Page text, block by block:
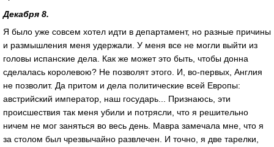
Декабря 8.
Я было уже совсем хотел идти в департамент, но разные причины
и размышления меня удержали. У меня все не могли выйти из
головы испанские дела. Как же может это быть, чтобы донна
сделалась королевою? Не позволят этого. И, во-первых, Англия
не позволит. Да притом и дела политические всей Европы:
австрийский император, наш государь... Признаюсь, эти
происшествия так меня убили и потрясли, что я решительно
ничем не мог заняться во весь день. Мавра замечала мне, что я
за столом был чрезвычайно развлечен. И точно, я две тарелки,